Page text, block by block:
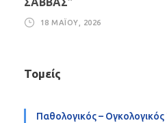
18 ΜΑΪ́ΟΥ, 2026
Τομείς
Παθολογικός –